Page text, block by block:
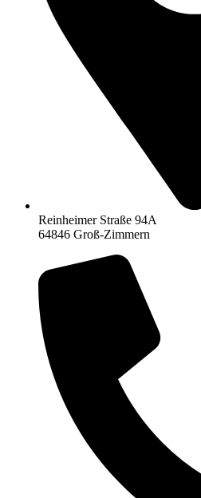
Reinheimer Straße 94A
64846 Groß-Zimmern